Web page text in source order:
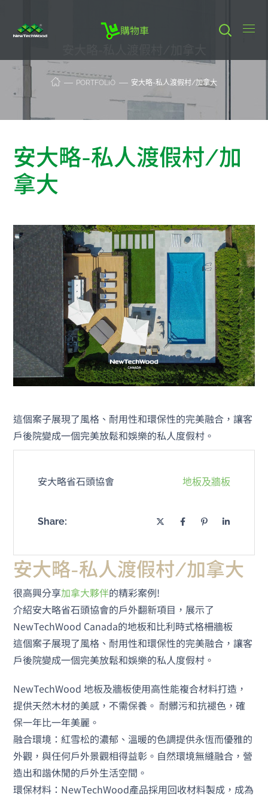
購物車
PORTFOLIO 安大略-私人渡假村/加拿大
安大略-私人渡假村/加
拿大
這個案子展現了風格、耐用性和環保性的完美融合，讓客
戶後院變成一個完美放鬆和娛樂的私人度假村。
安大略省石頭協會 地板及牆板
Share:
安大略-私人渡假村/加拿大
很高興分享加拿大夥伴的精彩案例!
介紹安大略省石頭協會的戶外翻新項目，展示了
NewTechWood Canada的地板和比利時式格柵牆板
這個案子展現了風格、耐用性和環保性的完美融合，讓客
戶後院變成一個完美放鬆和娛樂的私人度假村。
NewTechWood 地板及牆板使用高性能複合材料打造，
提供天然木材的美感，不需保養。 耐髒污和抗褪色，確
保一年比一年美麗。
融合環境：紅雪松的濃郁、溫暖的色調提供永恆而優雅的
外觀，與任何戶外景觀相得益彰。自然環境無縫融合，營
造出和諧休閒的戶外生活空間。
環保材料：NewTechWood產品採用回收材料製成，成為